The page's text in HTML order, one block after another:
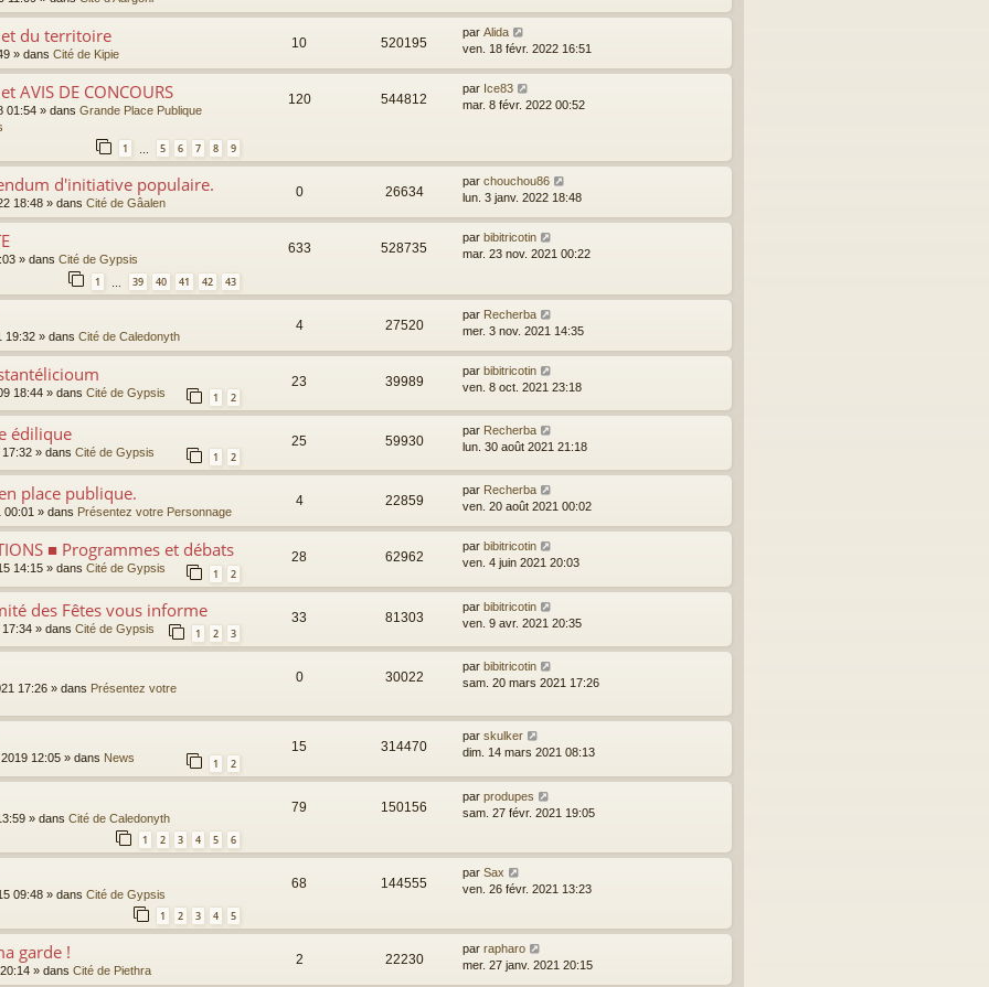
et du territoire
» dans Cité de Kipie
10 520195
par Alida
ven. 18 févr. 2022 16:51
AVIS DE CONCOURS
01:54 » dans Grande Place Publique
1 … 5 6 7 8 9
120 544812
par Ice83
mar. 8 févr. 2022 00:52
d'initiative populaire.
18:48 » dans Cité de Gâalen
0 26634
par chouchou86
lun. 3 janv. 2022 18:48
» dans Cité de Gypsis
1 39 40 41 42 43
633 528735
par bibitricotin
mar. 23 nov. 2021 00:22
19:32 » dans Cité de Caledonyth
4 27520
par Recherba
mer. 3 nov. 2021 14:35
18:44 » dans Cité de Gypsis 1 2
23 39989
par bibitricotin
ven. 8 oct. 2021 23:18
édilique
17:32 » dans Cité de Gypsis 1 2
25 59930
par Recherba
lun. 30 août 2021 21:18
place publique.
» dans Présentez votre Personnage
4 22859
par Recherba
ven. 20 août 2021 00:02
■ Programmes et débats
14:15 » dans Cité de Gypsis 1 2
28 62962
par bibitricotin
ven. 4 juin 2021 20:03
des Fêtes vous informe
17:34 » dans Cité de Gypsis 1 2 3
33 81303
par bibitricotin
ven. 9 avr. 2021 20:35
17:26 » dans Présentez votre
0 30022
par bibitricotin
sam. 20 mars 2021 17:26
12:05 » dans News 1 2
15 314470
par skulker
dim. 14 mars 2021 08:13
» dans Cité de Caledonyth
1 2 3 4 5 6
79 150156
par produpes
sam. 27 févr. 2021 19:05
09:48 » dans Cité de Gypsis
1 2 3 4 5
68 144555
par Sax
ven. 26 févr. 2021 13:23
garde !
» dans Cité de Piethra
2 22230
par rapharo
mer. 27 janv. 2021 20:15